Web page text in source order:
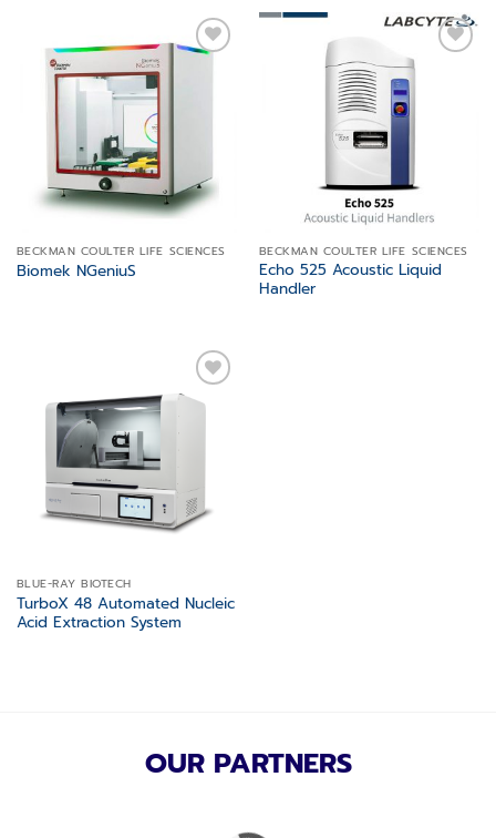
BECKMAN COULTER LIFE SCIENCES
Biomek NGeniuS
BECKMAN COULTER LIFE SCIENCES
Echo 525 Acoustic Liquid
Handler
Add to
BLUE-RAY BIOTECH
TurboX 48 Automated Nucleic
Acid Extraction System
OUR PARTNERS